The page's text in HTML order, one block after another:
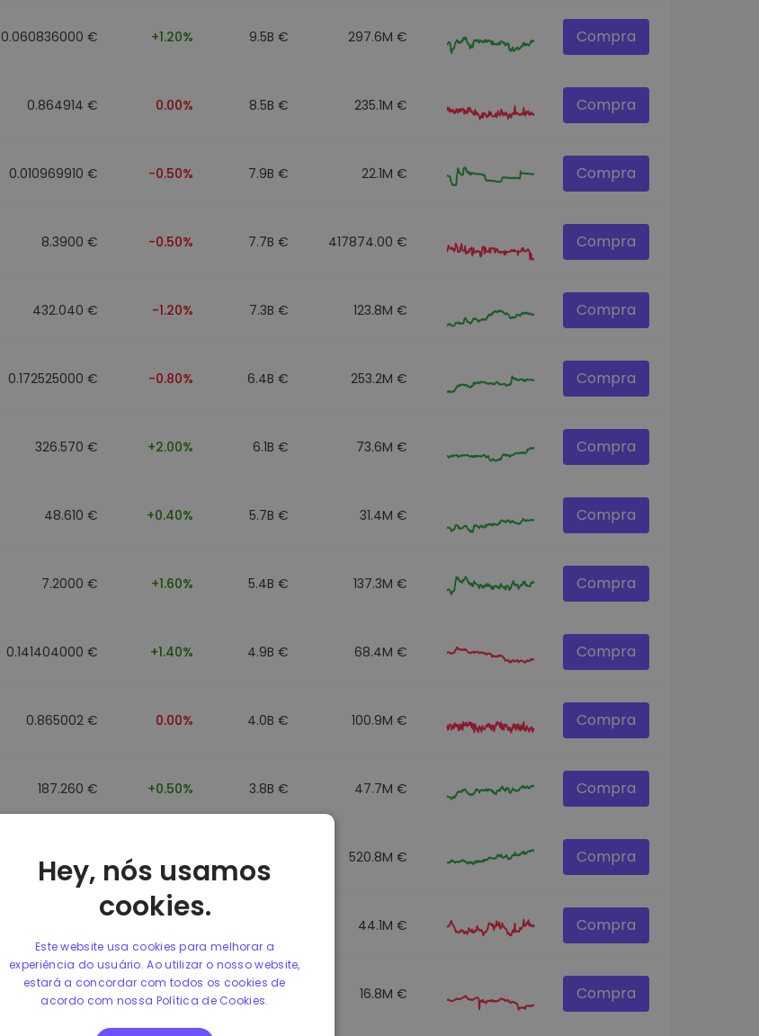
0.060836000 € +1.20% 9.5B € 297.6M € Compra
0.864914 € 0.00% 8.5B € 235.1M € Compra
0.010969910 € -0.50% 7.9B € 22.1M € Compra
8.3900 € -0.50% 7.7B € 417874.00 € Compra
432.040 € -1.20% 7.3B € 123.8M € Compra
0.172525000 € -0.80% 6.4B € 253.2M € Compra
326.570 € +2.00% 6.1B € 73.6M € Compra
48.610 € +0.40% 5.7B € 31.4M € Compra
7.2000 € +1.60% 5.4B € 137.3M € Compra
0.141404000 € +1.40% 4.9B € 68.4M € Compra
0.865002 € 0.00% 4.0B € 100.9M € Compra
187.260 € +0.50% 3.8B € 47.7M € Compra
520.8M € Compra
44.1M € Compra
1.180000 € +1.90% 3.2B € 16.8M € Compra
Hey, nós usamos
cookies.
Este website usa cookies para melhorar a
experiência do usuário. Ao utilizar o nosso website,
estará a concordar com todos os cookies de
acordo com nossa Política de Cookies.